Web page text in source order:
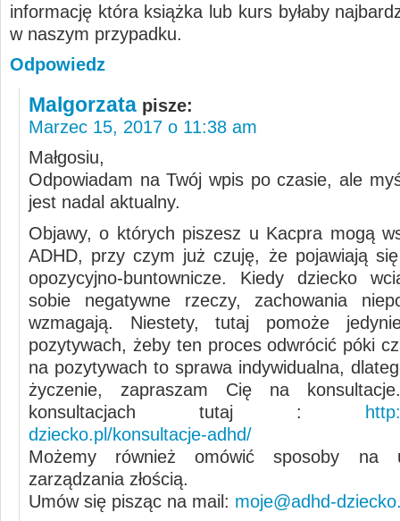
informację która książka lub kurs byłaby
w naszym przypadku.
Odpowiedz
Malgorzata pisze:
Marzec 15, 2017 o 11:38 am
Małgosiu,
Odpowiadam na Twój wpis po czasie, ale
jest nadal aktualny.
Objawy, o których piszesz u Kacpra mogą
ADHD, przy czym już czuję, że pojawiają
opozycyjno-buntownicze. Kiedy dziecko
sobie negatywne rzeczy, zachowania
wzmagają. Niestety, tutaj pomoże
pozytywach, żeby ten proces odwrócić póki
na pozytywach to sprawa indywidualna,
życzenie, zapraszam Cię na
konsultacjach tutaj :
dziecko.pl/konsultacje-adhd/
Możemy również omówić sposoby na
zarządzania złością.
Umów się pisząc na mail: moje@adhd-